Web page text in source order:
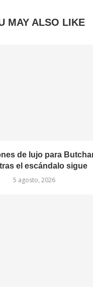
MAY ALSO LIKE
de lujo para
el escándalo sigue
5 agosto, 2026